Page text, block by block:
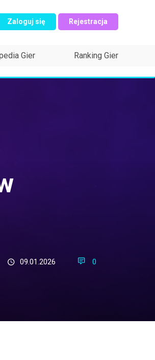
Zaloguj się Rejestracja
Gier Ranking Gier
09.01.2026 0